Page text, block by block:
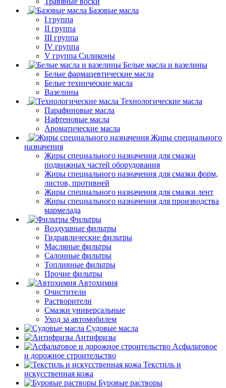
Базовые масла
I группа
II группа
III группа
IV группа
V группа Силиконы
Белые масла и вазелины
Белые фармацевтические масла
Белые технические масла
Вазелины
Технологические масла
Парафиновые масла
Нафтеновые масла
Ароматические масла
Жиры специального
назначения
Жиры специального назначения для смазки
подвижных частей оборудования
Жиры специального назначения для смазки форм,
листов, противней
Жиры специального назначения для смазки лент
Жиры специального назначения для производства
мармелада
Фильтры
Воздушные фильтры
Гидравлические фильтры
Масляные фильтры
Салонные фильтры
Топливные фильтры
Прочие фильтры
Автохимия
Очистители
Растворители
Смазки универсальные
Уход за автомобилем
Судовые масла
Антифризы
Асфальтовое
и дорожное строительство
Текстиль и
искусственная кожа
Буровые растворы